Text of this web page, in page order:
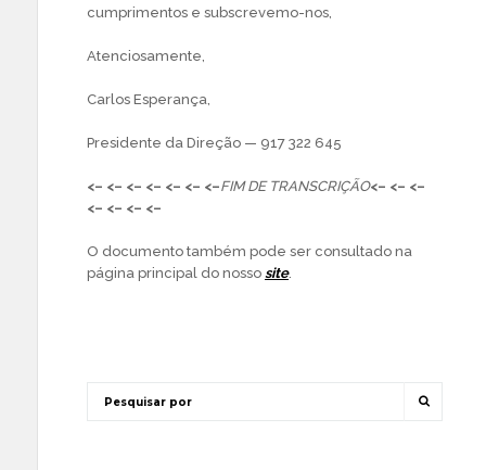
cumprimentos e subscrevemo-nos,
Atenciosamente,
Carlos Esperança,
Presidente da Direção — 917 322 645
<– <– <– <– <– <– <–FIM DE TRANSCRIÇÃO<– <– <–
<– <– <– <–
O documento também pode ser consultado na
página principal do nosso site.